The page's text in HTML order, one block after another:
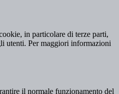
in particolare di terze parti,
utenti. Per maggiori informazioni
il normale funzionamento del